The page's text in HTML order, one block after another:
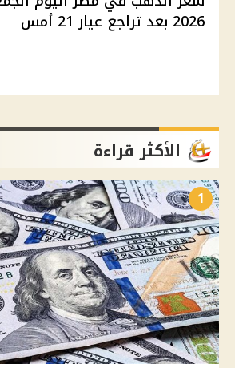
2026 بعد تراجع عيار 21 أمس
الأكثر قراءة
1